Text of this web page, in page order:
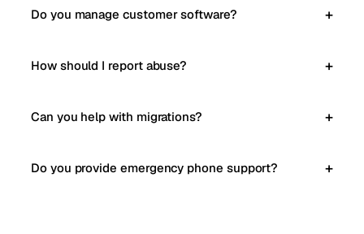
Do you manage customer software?
How should I report abuse?
Can you help with migrations?
Do you provide emergency phone support?